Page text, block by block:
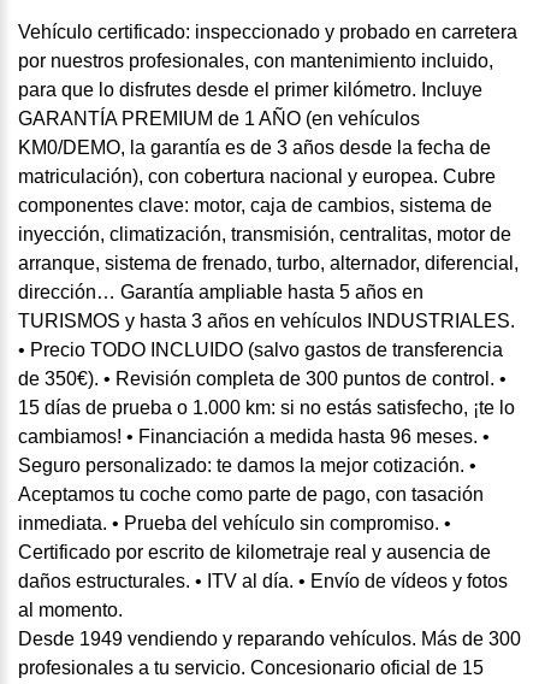
Vehículo certificado: inspeccionado y probado en carretera
por nuestros profesionales, con mantenimiento incluido,
para que lo disfrutes desde el primer kilómetro. Incluye
GARANTÍA PREMIUM de 1 AÑO (en vehículos
KM0/DEMO, la garantía es de 3 años desde la fecha de
matriculación), con cobertura nacional y europea. Cubre
componentes clave: motor, caja de cambios, sistema de
inyección, climatización, transmisión, centralitas, motor de
arranque, sistema de frenado, turbo, alternador, diferencial,
dirección… Garantía ampliable hasta 5 años en
TURISMOS y hasta 3 años en vehículos INDUSTRIALES.
• Precio TODO INCLUIDO (salvo gastos de transferencia
de 350€). • Revisión completa de 300 puntos de control. •
15 días de prueba o 1.000 km: si no estás satisfecho, ¡te lo
cambiamos! • Financiación a medida hasta 96 meses. •
Seguro personalizado: te damos la mejor cotización. •
Aceptamos tu coche como parte de pago, con tasación
inmediata. • Prueba del vehículo sin compromiso. •
Certificado por escrito de kilometraje real y ausencia de
daños estructurales. • ITV al día. • Envío de vídeos y fotos
al momento.
Desde 1949 vendiendo y reparando vehículos. Más de 300
profesionales a tu servicio. Concesionario oficial de 15